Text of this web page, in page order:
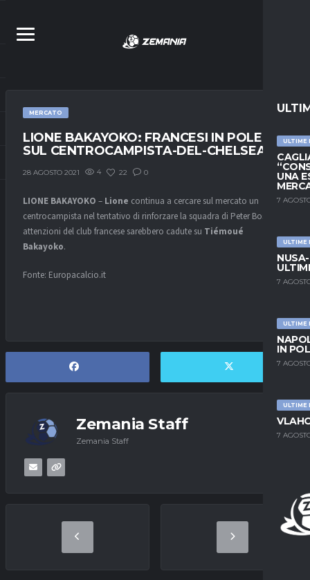
ULTIME
UNA
7
ULTIME
7
ULTIME
IN
7
ULTIME
7
MERCATO
LIONE BAKAYOKO: FRANCESI IN POLE
SUL CENTROCAMPISTA-DEL-CHELSEA
28 AGOSTO 2021 4 22 0
LIONE BAKAYOKO – Lione continua a cercare sul mercato un
centrocampista nel tentativo di rinforzare la squadra di PeterBosz
attenzioni del club francese sarebbero cadute su Tiémoué
Bakayoko.
Fonte: Europacalcio.it
Zemania Staff
Zemania Staff